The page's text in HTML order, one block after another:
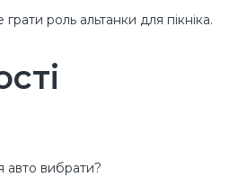
роль альтанки для пікніка.
авто вибрати?